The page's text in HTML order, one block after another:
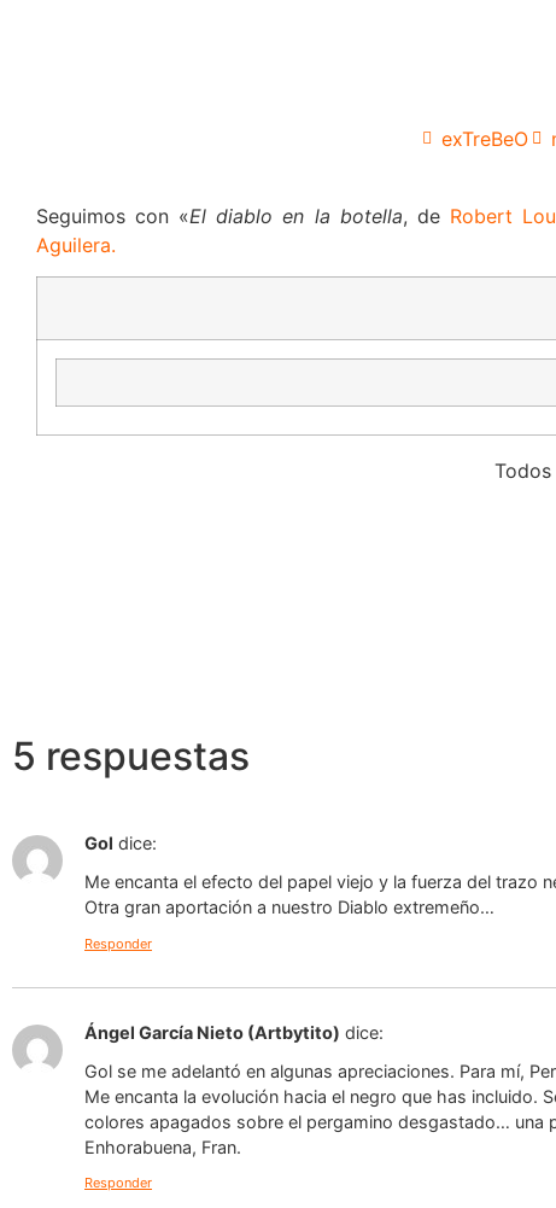
exTreBeO
Seguimos con «El diablo en la botella, de Robert
Aguilera.
5 respuestas
Gol dice:
Me encanta el efecto del papel viejo y la fuerza del trazo
Otra gran aportación a nuestro Diablo extremeño…
Responder
Ángel García Nieto (Artbytito) dice:
Gol se me adelantó en algunas apreciaciones. Para mí,
Me encanta la evolución hacia el negro que has incluido.
colores apagados sobre el pergamino desgastado… una
Enhorabuena, Fran.
Responder